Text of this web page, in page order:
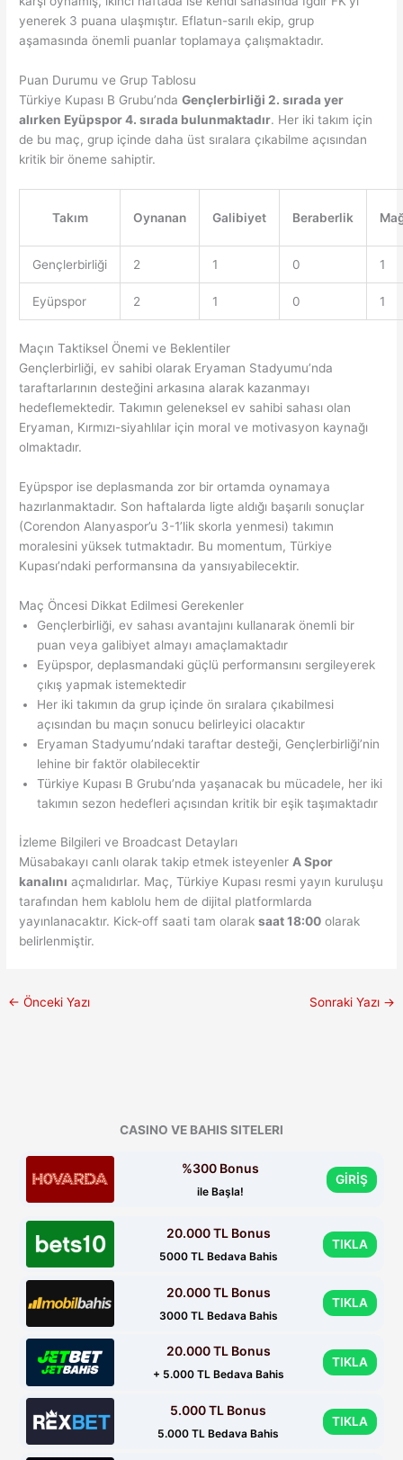
yenerek 3 puana ulaşmıştır. Eflatun-sarılı ekip, grup
aşamasında önemli puanlar toplamaya çalışmaktadır.
Puan Durumu ve Grup Tablosu
Türkiye Kupası B Grubu’ndaGençlerbirliği 2. sırada yer
alırken Eyüpspor 4. sırada bulunmaktadır. Her iki takım için
de bu maç, grup içinde daha üst sıralara çıkabilme açısından
kritik bir öneme sahiptir.
Takım Oynanan Galibiyet Beraberlik
Gençlerbirliği 2 1 0 1
Eyüpspor 2 1 0 1
Maçın Taktiksel Önemi ve Beklentiler
Gençlerbirliği, ev sahibi olarak Eryaman Stadyumu’nda
taraftarlarının desteğini arkasına alarak kazanmayı
hedeflemektedir. Takımın geleneksel ev sahibi sahası olan
Eryaman, Kırmızı-siyahlılar için moral ve motivasyon kaynağı
olmaktadır.
Eyüpspor ise deplasmanda zor bir ortamda oynamaya
hazırlanmaktadır. Son haftalarda ligte aldığı başarılı sonuçlar
(Corendon Alanyaspor’u 3-1’lik skorla yenmesi) takımın
moralesini yüksek tutmaktadır. Bu momentum, Türkiye
Kupası’ndaki performansına da yansıyabilecektir.
Maç Öncesi Dikkat Edilmesi Gerekenler
Gençlerbirliği, ev sahası avantajını kullanarak önemli bir
puan veya galibiyet almayı amaçlamaktadır
Eyüpspor, deplasmandaki güçlü performansını sergileyerek
çıkış yapmak istemektedir
Her iki takımın da grup içinde ön sıralara çıkabilmesi
açısından bu maçın sonucu belirleyici olacaktır
Eryaman Stadyumu’ndaki taraftar desteği, Gençlerbirliği’nin
lehine bir faktör olabilecektir
Türkiye Kupası B Grubu’nda yaşanacak bu mücadele, her iki
takımın sezon hedefleri açısından kritik bir eşik taşımaktadır
İzleme Bilgileri ve Broadcast Detayları
Müsabakayı canlı olarak takip etmek isteyenler A Spor
kanalını açmalıdırlar. Maç, Türkiye Kupası resmi yayın kuruluşu
tarafından hem kablolu hem de dijital platformlarda
yayınlanacaktır. Kick-off saati tam olaraksaat 18:00 olarak
belirlenmiştir.
← Önceki Yazı Sonraki Yazı →
CASINO VE BAHIS SITELERI
%300 Bonus
ile Başla!
GİRİŞ
20.000 TL Bonus
5000 TL Bedava Bahis
TIKLA
20.000 TL Bonus
3000 TL Bedava Bahis
TIKLA
20.000 TL Bonus
+ 5.000 TL Bedava Bahis
TIKLA
5.000 TL Bonus
5.000 TL Bedava Bahis
TIKLA